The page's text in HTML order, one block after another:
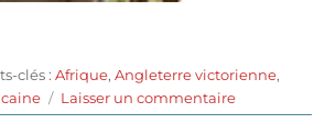
clés :Afrique,Angleterre victorienne,
Laisser un commentairesur
Aux